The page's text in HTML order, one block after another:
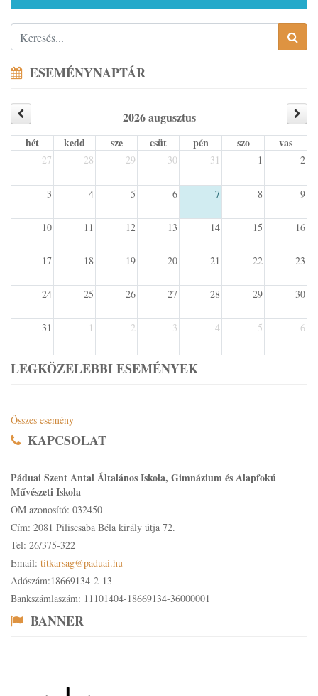
ESEMÉNYNAPTÁR
2026 augusztus
hét kedd sze csüt pén szo vas
27 28 29 30 31 1 2
3 4 5 6 7 8 9
10 11 12 13 14 15 16
17 18 19 20 21 22 23
24 25 26 27 28 29 30
31 1 2 3 4 5 6
LEGKÖZELEBBI ESEMÉNYEK
Összes esemény
KAPCSOLAT
Páduai Szent Antal Általános Iskola, Gimnázium és Alapfokú
Művészeti Iskola
OM azonosító: 032450
Cím: 2081 Piliscsaba Béla király útja 72.
Tel: 26/375-322
Email: titkarsag@paduai.hu
Adószám:18669134-2-13
Bankszámlaszám: 11101404-18669134-36000001
BANNER